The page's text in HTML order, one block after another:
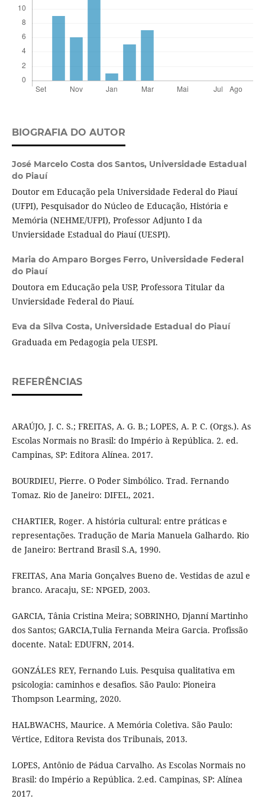
BIOGRAFIA DO AUTOR
José Marcelo Costa dos Santos, Universidade Estadual
do Piauí
Doutor em Educação pela Universidade Federal do Piauí
(UFPI), Pesquisador do Núcleo de Educação, História e
Memória (NEHME/UFPI), Professor Adjunto I da
Unviersidade Estadual do Piauí (UESPI).
Maria do Amparo Borges Ferro, Universidade Federal
do Piauí
Doutora em Educação pela USP, Professora Titular da
Unviersidade Federal do Piauí.
Eva da Silva Costa, Universidade Estadual do Piauí
Graduada em Pedagogia pela UESPI.
REFERÊNCIAS
ARAÚJO, J. C. S.; FREITAS, A. G. B.; LOPES, A. P. C. (Orgs.). As
Escolas Normais no Brasil: do Império à República. 2. ed.
Campinas, SP: Editora Alínea. 2017.
BOURDIEU, Pierre. O Poder Simbólico. Trad. Fernando
Tomaz. Rio de Janeiro: DIFEL, 2021.
CHARTIER, Roger. A história cultural: entre práticas e
representações. Tradução de Maria Manuela Galhardo. Rio
de Janeiro: Bertrand Brasil S.A, 1990.
FREITAS, Ana Maria Gonçalves Bueno de. Vestidas de azul e
branco. Aracaju, SE: NPGED, 2003.
GARCIA, Tânia Cristina Meira; SOBRINHO, Djanní Martinho
dos Santos; GARCIA,Tulia Fernanda Meira Garcia. Profissão
docente. Natal: EDUFRN, 2014.
GONZÁLES REY, Fernando Luis. Pesquisa qualitativa em
psicologia: caminhos e desafios. São Paulo: Pioneira
Thompson Learming, 2020.
HALBWACHS, Maurice. A Memória Coletiva. São Paulo:
Vértice, Editora Revista dos Tribunais, 2013.
LOPES, Antônio de Pádua Carvalho. As Escolas Normais no
Brasil: do Império a República. 2.ed. Campinas, SP: Alínea
2017.